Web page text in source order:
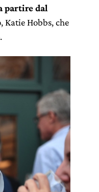
partire dal
Hobbs, che